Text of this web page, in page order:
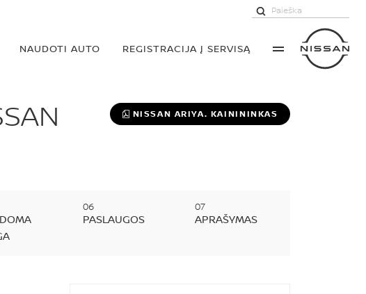
NAUDOTI AUTO REGISTRACIJA Į SERVISĄ
NISSAN ARIYA. KAINININKAS
PASLAUGOS APRAŠYMAS